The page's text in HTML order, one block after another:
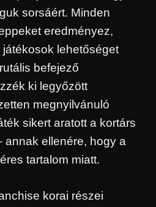
sorsáért. Minden
eredményez,
lehetőséget
befejező
ki legyőzött
megnyilvánuló
sikert aratott a kortárs
annak ellenére, hogy a
tartalom miatt.
korai részei